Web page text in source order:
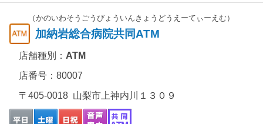
（かのいわそうごうびょういんきょうどうえーてぃーえむ）
加納岩総合病院共同ATM
店舗種別： ATM
店番号：80007
〒405-0018 山梨市上神内川１３０９